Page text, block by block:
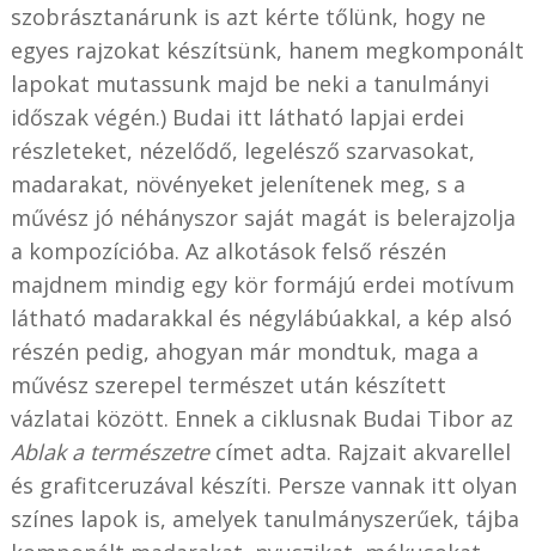
szobrásztanárunk is azt kérte tőlünk, hogy ne
egyes rajzokat készítsünk, hanem megkomponált
lapokat mutassunk majd be neki a tanulmányi
időszak végén.) Budai itt látható lapjai erdei
részleteket, nézelődő, legelésző szarvasokat,
madarakat, növényeket jelenítenek meg, s a
művész jó néhányszor saját magát is belerajzolja
a kompozícióba. Az alkotások felső részén
majdnem mindig egy kör formájú erdei motívum
látható madarakkal és négylábúakkal, a kép alsó
részén pedig, ahogyan már mondtuk, maga a
művész szerepel természet után készített
vázlatai között. Ennek a ciklusnak Budai Tibor az
Ablak a természetrecímet adta. Rajzait akvarellel
és grafitceruzával készíti. Persze vannak itt olyan
színes lapok is, amelyek tanulmányszerűek, tájba